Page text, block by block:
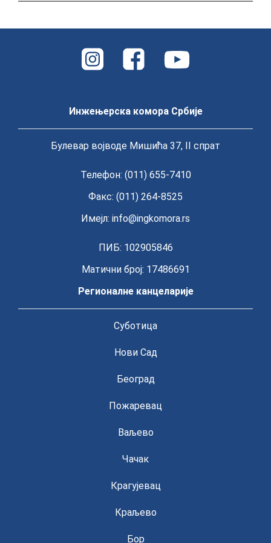
Инжењерска комора Србије
Булевар војводе Мишића 37, II спрат
Телефон: (011) 655-7410
Факс: (011) 264-8525
Имејл: info@ingkomora.rs
ПИБ: 102905846
Матични број: 17486691
Регионалне канцеларије
Суботица
Нови Сад
Београд
Пожаревац
Ваљево
Чачак
Крагујевац
Краљево
Бор